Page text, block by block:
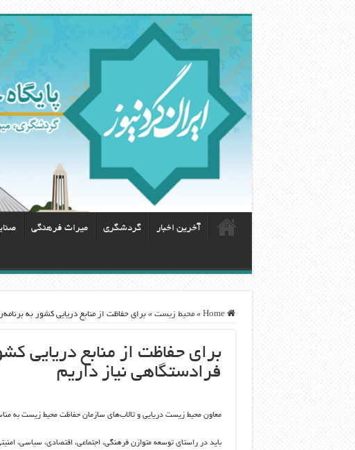
آخرین اخبار گردشگری ميراث فرهنگی
Home
» محيط زيست » برای حفاظت از منابع دریایی کشور به
برای حفاظت از منابع دریایی
فرادستگاهی نیاز داریم
معاون محیط زیست دریایی و تالاب‌های سازمان حفاظت محیط زیست به
باید در راستای توسعه متوازن فرهنگی، اجتماعی، اقتصادی، سیاسی،